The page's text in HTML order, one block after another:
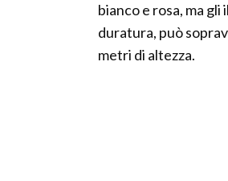
bianco e rosa, ma
duratura, può
metri di altezza.